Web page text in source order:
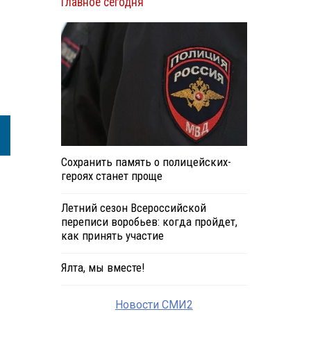
Сохранить память о полицейских-
героях станет проще
Летний сезон Всероссийской
переписи воробьев: когда пройдет,
как принять участие
Ялта, мы вместе!
Новости СМИ2